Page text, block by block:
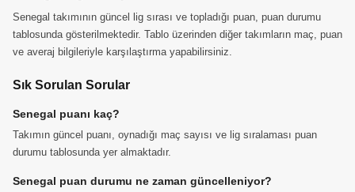
Senegal takımının güncel lig sırası ve topladığı puan, puan durumu
tablosunda gösterilmektedir. Tablo üzerinden diğer takımların maç, puan
ve averaj bilgileriyle karşılaştırma yapabilirsiniz.
Sık Sorulan Sorular
Senegal puanı kaç?
Takımın güncel puanı, oynadığı maç sayısı ve lig sıralaması puan
durumu tablosunda yer almaktadır.
Senegal puan durumu ne zaman güncelleniyor?